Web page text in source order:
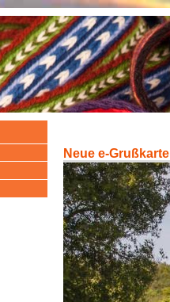
Neue e-Grußkarte